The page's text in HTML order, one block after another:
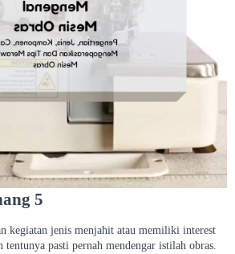
5
kegiatan jenis menjahit atau memiliki interest
tentunya pasti pernah mendengar istilah obras.